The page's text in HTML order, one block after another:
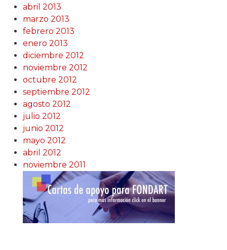
abril 2013
marzo 2013
febrero 2013
enero 2013
diciembre 2012
noviembre 2012
octubre 2012
septiembre 2012
agosto 2012
julio 2012
junio 2012
mayo 2012
abril 2012
noviembre 2011